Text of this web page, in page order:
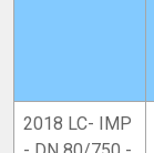
Csatlakozás
2B
2018 LC- IMP